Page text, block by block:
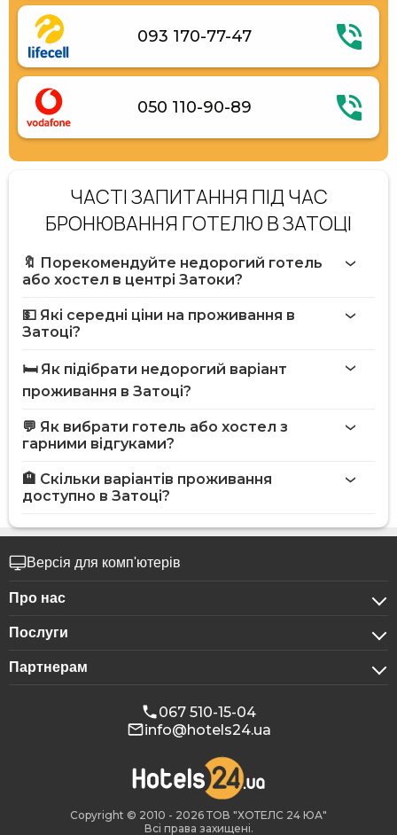
093 170-77-47
050 110-90-89
ЧАСТІ ЗАПИТАННЯ ПІД ЧАС
БРОНЮВАННЯ ГОТЕЛЮ В ЗАТОЦІ
🔖 Порекомендуйте недорогий готель
або хостел в центрі Затоки?
💵 Які середні ціни на проживання в
Затоці?
🛏️ Як підібрати недорогий варіант
проживання в Затоці?
💬 Як вибрати готель або хостел з
гарними відгуками?
🏨 Скільки варіантів проживання
доступно в Затоці?
Версія для комп'ютерів
Про нас
Про компанію
Конфіденційність
Наші партнери
Реклама на Hotels24
Послуги
Для бізнес-клієнтів
Бронювання для груп
Конференц-зали
Партнерам
Програма для афіліатів
067 510-15-04
info@hotels24.ua
Copyright © 2010 - 2026 ТОВ "ХОТЕЛС 24 ЮА"
Всі права захищені.